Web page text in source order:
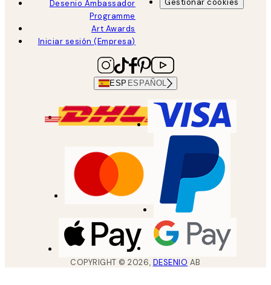
Desenio Ambassador
Programme
Art Awards
Iniciar sesión (Empresa)
Gestionar cookies
ESP ESPAÑOL
COPYRIGHT ©2026, DESENIO AB